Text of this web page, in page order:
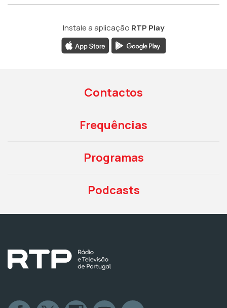
Instale a aplicação RTP Play
Contactos
Frequências
Programas
Podcasts